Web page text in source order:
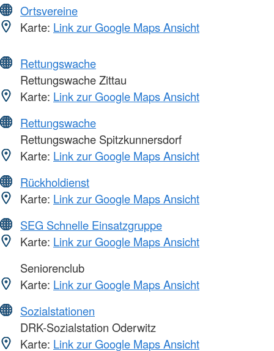
Ortsvereine
Karte: Link zur Google Maps Ansicht
Rettungswache
Rettungswache Zittau
Karte: Link zur Google Maps Ansicht
Rettungswache
Rettungswache Spitzkunnersdorf
Karte: Link zur Google Maps Ansicht
Rückholdienst
Karte: Link zur Google Maps Ansicht
SEG Schnelle Einsatzgruppe
Karte: Link zur Google Maps Ansicht
Seniorenclub
Karte: Link zur Google Maps Ansicht
Sozialstationen
DRK-Sozialstation Oderwitz
Karte: Link zur Google Maps Ansicht